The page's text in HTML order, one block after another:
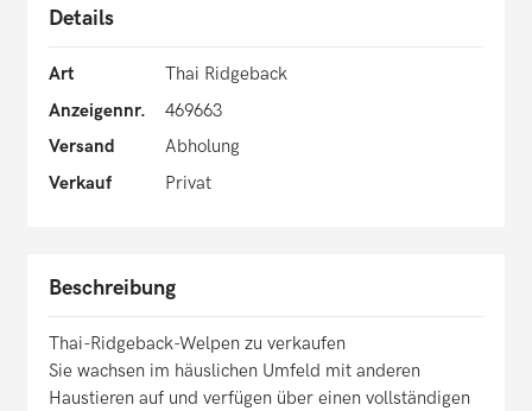
Details
Art
Thai Ridgeback
Anzeigennr.
469663
Versand
Abholung
Verkauf
Privat
Beschreibung
Thai-Ridgeback-Welpen zu verkaufen
Sie wachsen im häuslichen Umfeld mit anderen
Haustieren auf und verfügen über einen vollständigen